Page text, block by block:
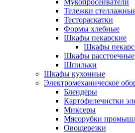
Тележки
Тестораскатки
Формы хлебные
Шкафы пекарские
Шкафы
Шкафы расстоечные
Шпильки
Шкафы кухонные
Электромеханическое
Блендеры
Картофелечистки
Миксеры
Мясорубки
Овощерезки